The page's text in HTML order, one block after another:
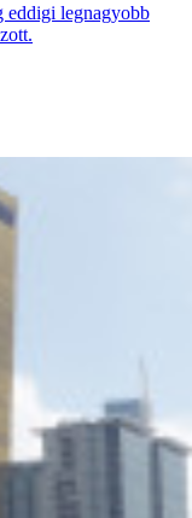
eddigi legnagyobb